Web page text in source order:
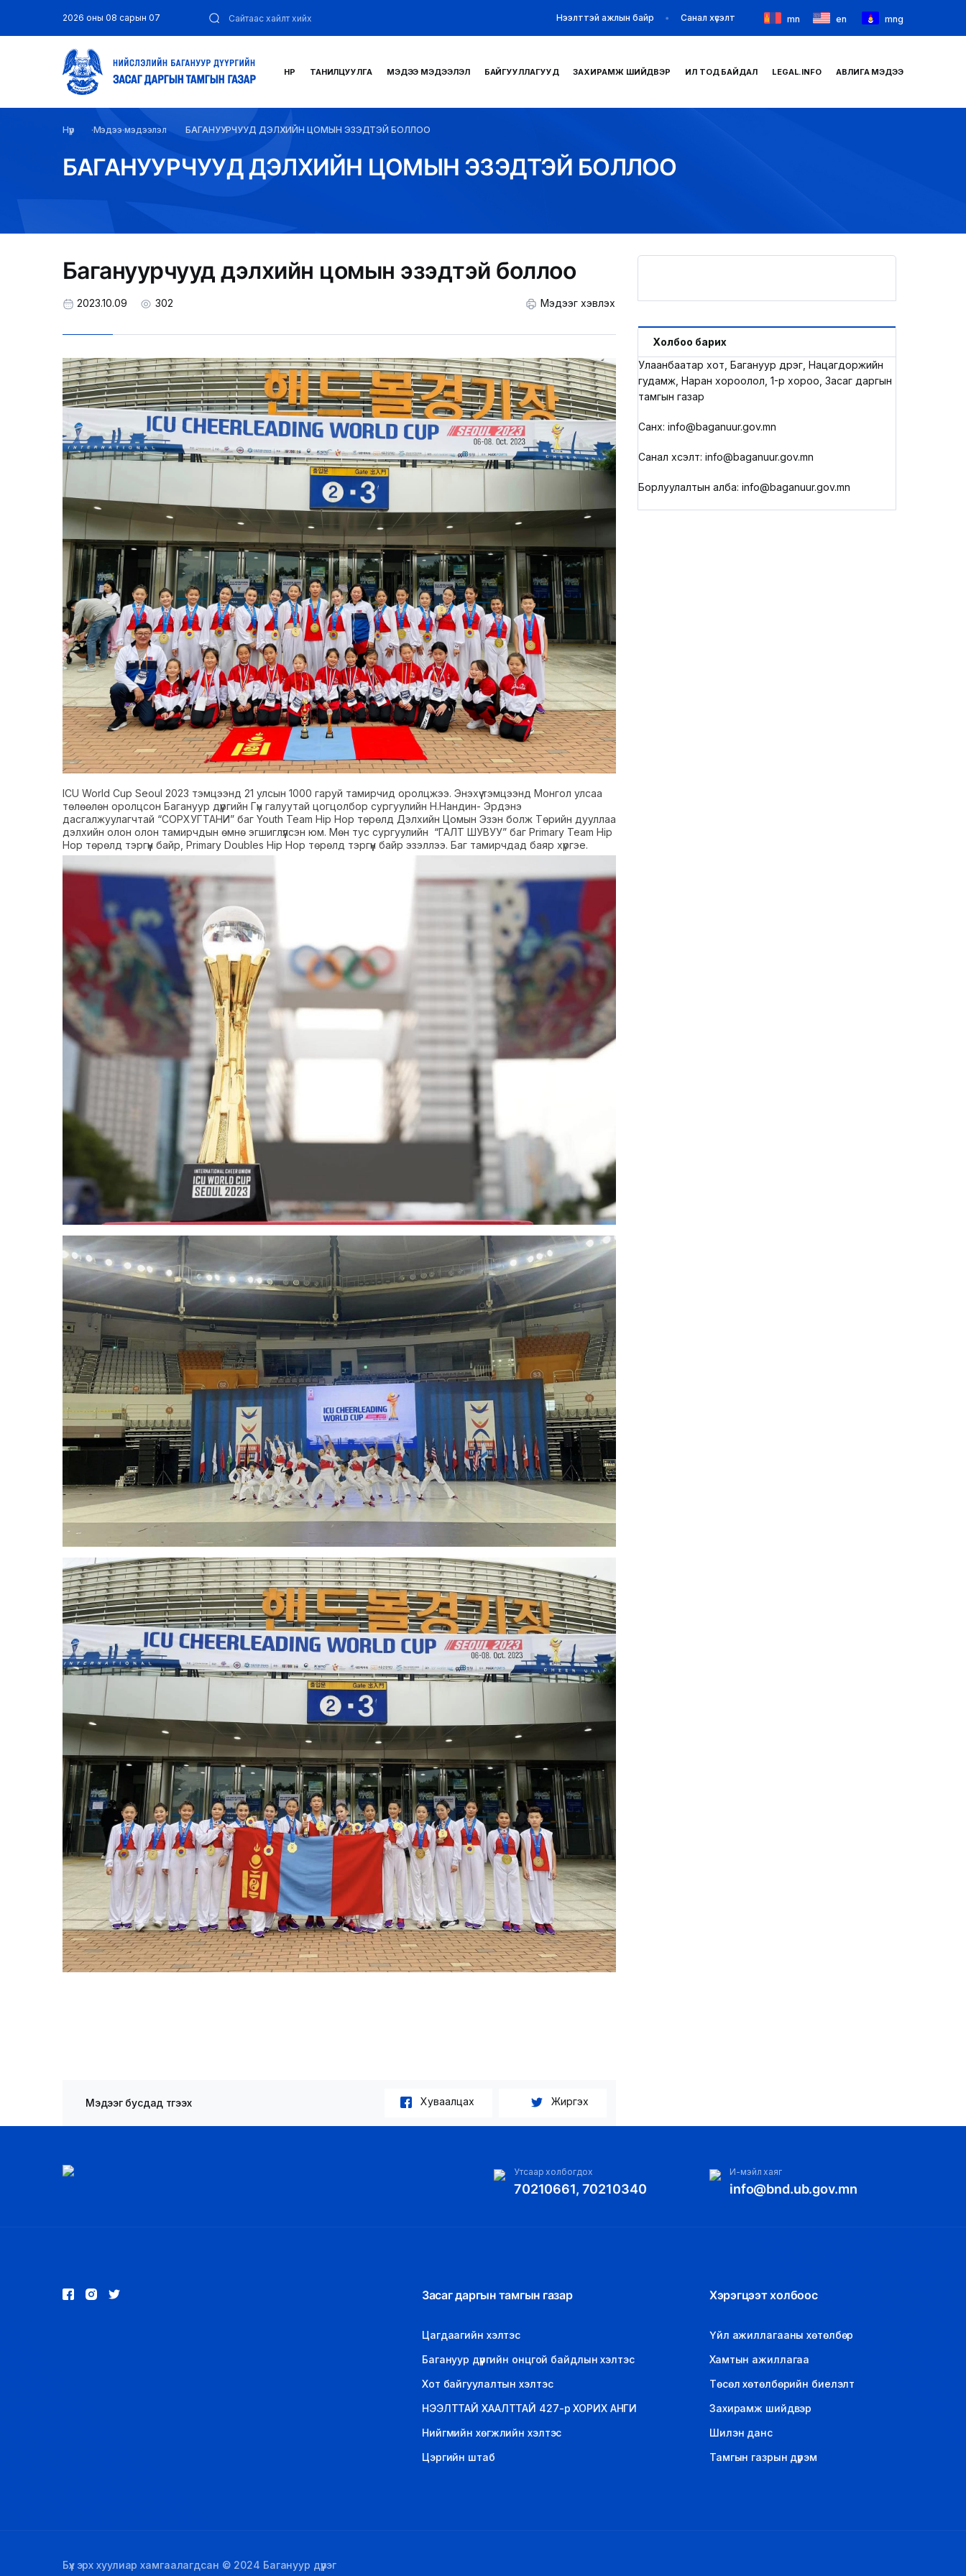
ИЛ ТОД БАЙДАЛ
АВЛИГА МЭДЭЭ
2026 оны 08 сарын 07 Нээлттэй ажлын байр Санал хүсэлт mn en mng
НҮҮР ТАНИЛЦУУЛГА МЭДЭЭ МЭДЭЭЛЭЛ БАЙГУУЛЛАГУУД ЗАХИРАМЖ ШИЙДВЭР ИЛ ТОД БАЙДАЛ LEGAL.INFO АВЛИГА МЭДЭЭ
Нүүр Мэдээ мэдээлэл БАГАНУУРЧУУД ДЭЛХИЙН ЦОМЫН ЭЗЭДТЭЙ БОЛЛОО
БАГАНУУРЧУУД ДЭЛХИЙН ЦОМЫН ЭЗЭДТЭЙ БОЛЛОО
Багануурчууд дэлхийн цомын эзэдтэй боллоо
2023.10.09 302 Мэдээг хэвлэх
ICU World Cup Seoul 2023 тэмцээнд 21 улсын 1000 гаруй тамирчид оролцжээ. Энэхүү тэмцээнд Монгол улсаа
төлөөлөн оролцсон Багануур дүүргийн Гүн галуутай цогцолбор сургуулийн Н.Нандин- Эрдэнэ
дасгалжуулагчтай “СОРХУГТАНИ” баг Youth Team Hip Hop төрөлд Дэлхийн Цомын Эзэн болж Төрийн дууллаа
дэлхийн олон олон тамирчдын өмнө эгшиглүүлсэн юм. Мөн тус сургуулийн “ГАЛТ ШУВУУ” баг Primary Team Hip
Hop төрөлд тэргүүн байр, Primary Doubles Hip Hop төрөлд тэргүүн байр эзэллээ. Баг тамирчдад баяр хүргэе.
Мэдээг бусдад түгээх Хуваалцах Жиргэх
Холбоо барих
Улаанбаатар хот, Багануур дүүрэг, Нацагдоржийн
гудамж, Наран хороолол, 1-р хороо, Засаг даргын
тамгын газар
Санхүү: info@baganuur.gov.mn
Санал хүсэлт: info@baganuur.gov.mn
Борлуулалтын алба: info@baganuur.gov.mn
Утсаар холбогдох
70210661, 70210340
И-мэйл хаяг
info@bnd.ub.gov.mn
Засаг даргын тамгын газар
Цагдаагийн хэлтэс
Багануур дүүргийн онцгой байдлын хэлтэс
Хот байгуулалтын хэлтэс
НЭЭЛТТАЙ ХААЛТТАЙ 427-р ХОРИХ АНГИ
Нийгмийн хөгжлийн хэлтэс
Цэргийн штаб
Хэрэгцээт холбоос
Үйл ажиллагааны хөтөлбөр
Хамтын ажиллагаа
Төсөл хөтөлбөрийн биелэлт
Захирамж шийдвэр
Шилэн данс
Тамгын газрын дүрэм
Бүх эрх хуулиар хамгаалагдсан © 2024 Багануур дүүрэг